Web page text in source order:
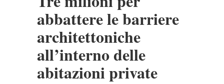
abbattere le barriere
architettoniche
all’interno delle
abitazioni private